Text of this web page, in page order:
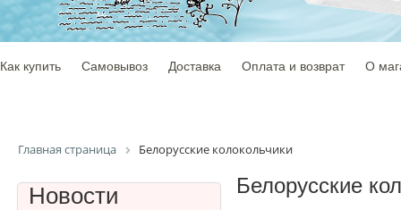
Как купить Самовывоз Доставка Оплата и возврат О
Главная страница Белорусские колокольчики
Белорусские
Новости